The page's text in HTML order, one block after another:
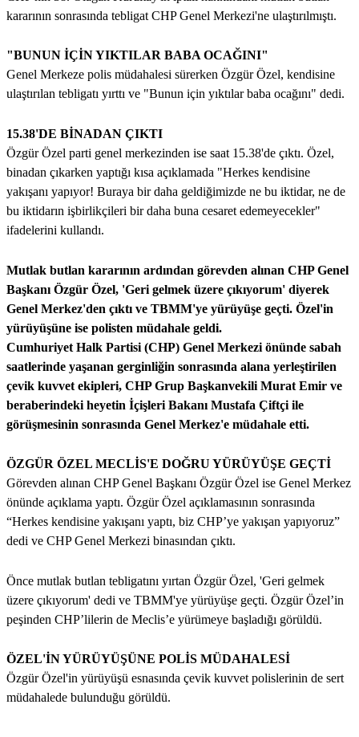
kararının sonrasında tebligat CHP Genel Merkezi'ne ulaştırılmıştı.
"BUNUN İÇİN YIKTILAR BABA OCAĞINI"
Genel Merkeze polis müdahalesi sürerken Özgür Özel, kendisine
ulaştırılan tebligatı yırttı ve "Bunun için yıktılar baba ocağını" dedi.
15.38'DE BİNADAN ÇIKTI
Özgür Özel parti genel merkezinden ise saat 15.38'de çıktı. Özel,
binadan çıkarken yaptığı kısa açıklamada "Herkes kendisine
yakışanı yapıyor! Buraya bir daha geldiğimizde ne bu iktidar, ne de
bu iktidarın işbirlikçileri bir daha buna cesaret edemeyecekler"
ifadelerini kullandı.
Mutlak butlan kararının ardından görevden alınan CHP Genel
Başkanı Özgür Özel, 'Geri gelmek üzere çıkıyorum' diyerek
Genel Merkez'den çıktı ve TBMM'ye yürüyüşe geçti. Özel'in
yürüyüşüne ise polisten müdahale geldi.
Cumhuriyet Halk Partisi (CHP) Genel Merkezi önünde sabah
saatlerinde yaşanan gerginliğin sonrasında alana yerleştirilen
çevik kuvvet ekipleri, CHP Grup Başkanvekili Murat Emir ve
beraberindeki heyetin İçişleri Bakanı Mustafa Çiftçi ile
görüşmesinin sonrasında Genel Merkez'e müdahale etti.
ÖZGÜR ÖZEL MECLİS'E DOĞRU YÜRÜYÜŞE GEÇTİ
Görevden alınan CHP Genel Başkanı Özgür Özel ise Genel Merkez
önünde açıklama yaptı. Özgür Özel açıklamasının sonrasında
“Herkes kendisine yakışanı yaptı, biz CHP’ye yakışan yapıyoruz”
dedi ve CHP Genel Merkezi binasından çıktı.
Önce mutlak butlan tebligatını yırtan Özgür Özel, 'Geri gelmek
üzere çıkıyorum' dedi ve TBMM'ye yürüyüşe geçti. Özgür Özel’in
peşinden CHP’lilerin de Meclis’e yürümeye başladığı görüldü.
ÖZEL'İN YÜRÜYÜŞÜNE POLİS MÜDAHALESİ
Özgür Özel'in yürüyüşü esnasında çevik kuvvet polislerinin de sert
müdahalede bulunduğu görüldü.